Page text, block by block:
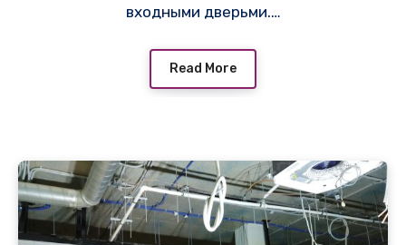
входными дверьми.…
Read More